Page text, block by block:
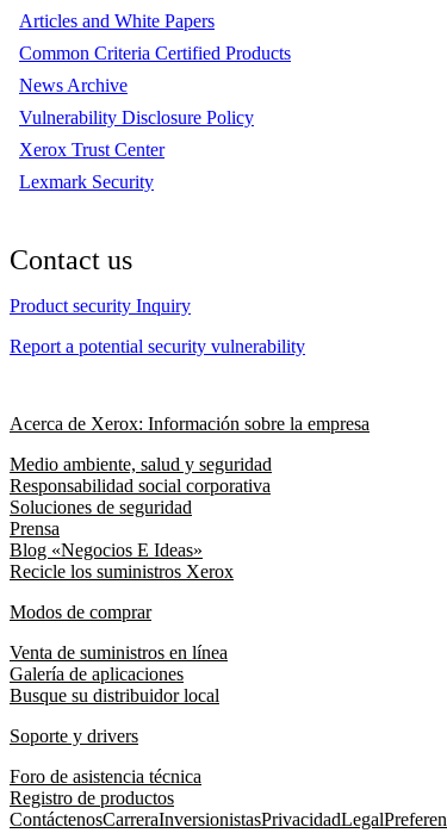
Articles and White Papers
Common Criteria Certified Products
News Archive
Vulnerability Disclosure Policy
Xerox Trust Center
Lexmark Security
Contact us
Product security Inquiry
Report a potential security vulnerability
Acerca de Xerox: Información sobre la empresa
Medio ambiente, salud y seguridad
Responsabilidad social corporativa
Soluciones de seguridad
Prensa
Blog «Negocios E Ideas»
Recicle los suministros Xerox
Modos de comprar
Venta de suministros en línea
Galería de aplicaciones
Busque su distribuidor local
Soporte y drivers
Foro de asistencia técnica
Registro de productos
ContáctenosCarreraInversionistasPrivacidadLegal